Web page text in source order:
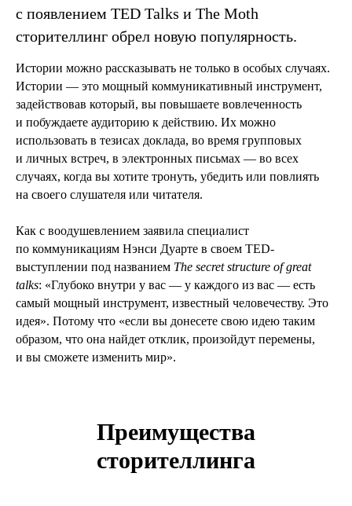
с появлением TED Talks и The Moth
сторителлинг обрел новую популярность.
Истории можно рассказывать не только в особых случаях.
Истории — это мощный коммуникативный инструмент,
задействовав который, вы повышаете вовлеченность
и побуждаете аудиторию к действию. Их можно
использовать в тезисах доклада, во время групповых
и личных встреч, в электронных письмах — во всех
случаях, когда вы хотите тронуть, убедить или повлиять
на своего слушателя или читателя.
Как с воодушевлением заявила специалист
по коммуникациям Нэнси Дуарте в своем TED-
выступлении под названием The secret structure of great
talks: «Глубоко внутри у вас — у каждого из вас — есть
самый мощный инструмент, известный человечеству. Это
идея». Потому что «если вы донесете свою идею таким
образом, что она найдет отклик, произойдут перемены,
и вы сможете изменить мир».
Преимущества
сторителлинга